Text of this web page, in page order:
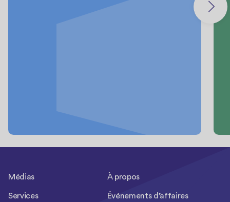
Médias À propos
Services Événements d’affaires